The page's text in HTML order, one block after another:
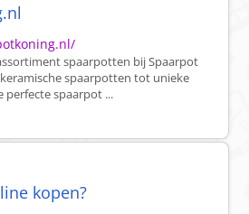
spaarpotten bij Spaarpot
spaarpotten tot unieke
perfecte spaarpot ...
kopen?